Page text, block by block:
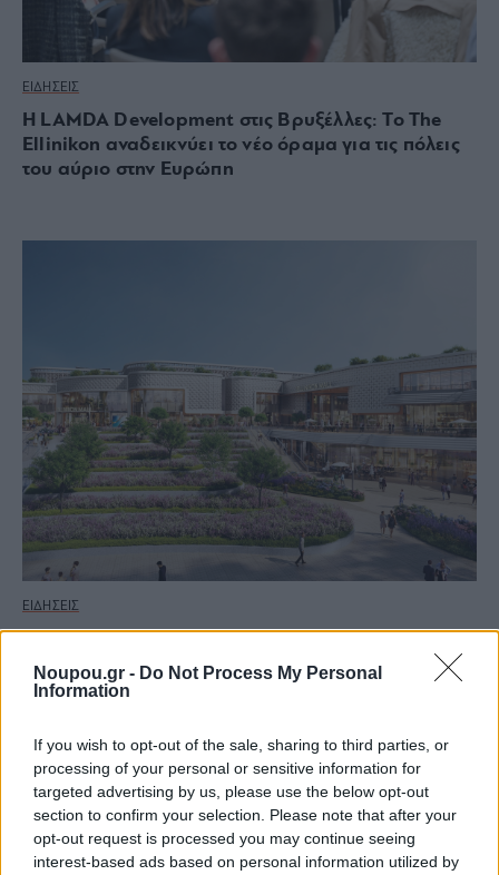
Noupou.gr - Do Not Process My Personal
Information
If you wish to opt-out of the sale, sharing to third parties, or
processing of your personal or sensitive information for
targeted advertising by us, please use the below opt-out
section to confirm your selection. Please note that after your
opt-out request is processed you may continue seeing
interest-based ads based on personal information utilized by
ΕΙΔΗΣΕΙΣ
Η LAMDA Development στις Βρυξέλλες: Το The
Ellinikon αναδεικνύει το νέο όραμα για τις πόλεις
του αύριο στην Ευρώπη
ΕΙΔΗΣΕΙΣ
Ελληνικό: Το χρονοδιάγραμμα παράδοσης των
έργων εντός της επένδυσης